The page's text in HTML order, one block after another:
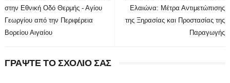
Ελαιώνα: Μέτρα Αντιμετώπισης
της Ξηρασίας και Προστασίας της
Παραγωγής
στην Εθνική Οδό Θερμής - Αγίου
Γεωργίου από την Περιφέρεια
Βορείου Αιγαίου
ΓΡΑΨΤΕ ΤΟ ΣΧΟΛΙΟ ΣΑΣ